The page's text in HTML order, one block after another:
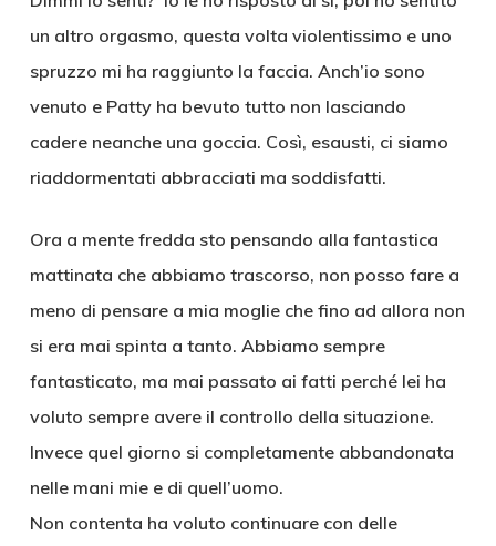
un altro orgasmo, questa volta violentissimo e uno
spruzzo mi ha raggiunto la faccia. Anch’io sono
venuto e Patty ha bevuto tutto non lasciando
cadere neanche una goccia. Così, esausti, ci siamo
riaddormentati abbracciati ma soddisfatti.
Ora a mente fredda sto pensando alla fantastica
mattinata che abbiamo trascorso, non posso fare a
meno di pensare a mia moglie che fino ad allora non
si era mai spinta a tanto. Abbiamo sempre
fantasticato, ma mai passato ai fatti perché lei ha
voluto sempre avere il controllo della situazione.
Invece quel giorno si completamente abbandonata
nelle mani mie e di quell’uomo.
Non contenta ha voluto continuare con delle